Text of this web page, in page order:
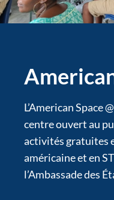
L’American Space
centre ouvert au
activités gratuites
américaine et en
l’Ambassade des